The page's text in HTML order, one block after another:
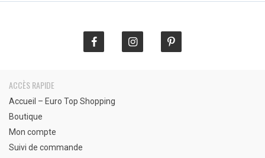
ACCÈS RAPIDE
Accueil – Euro Top Shopping
Boutique
Mon compte
Suivi de commande